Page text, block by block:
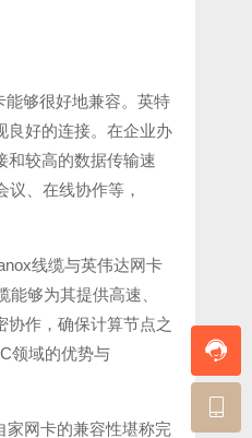
能够很好地兼容。英特
良好的连接。在企业办
和较高的数据传输速
、在线协作等，
线缆与英伟达网卡
够为其提供高速、
协作，确保计算节点之
领域的优势与
家网卡的兼容性堪称完